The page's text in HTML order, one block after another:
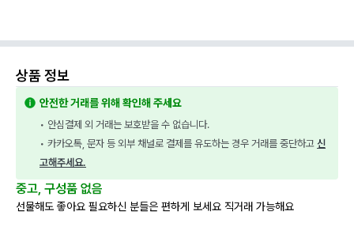
상품 정보
안전한 거래를 위해 확인해 주세요
• 안심결제 외 거래는 보호받을 수 없습니다.
• 카카오톡, 문자 등 외부 채널로 결제를 유도하는 경우 거래를 중단하고 신
고해주세요.
중고, 구성품 없음
선물해도 좋아요 필요하신 분들은 편하게 보세요 직거래 가능해요